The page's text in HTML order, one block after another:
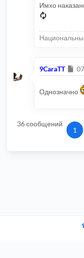
Имхо
9CaraTT
Однозначно
36 сообщений
1